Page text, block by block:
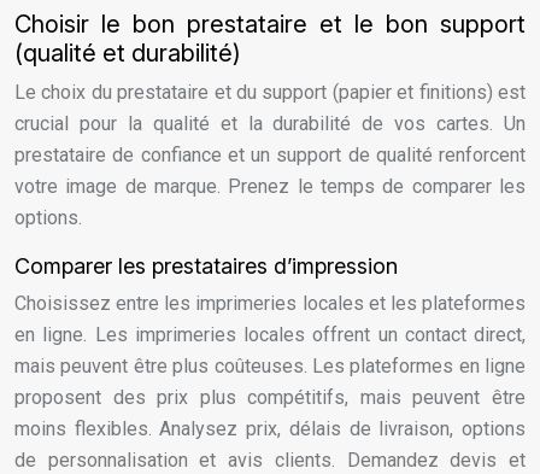
Choisir le bon prestataire et le bon support
(qualité et durabilité)
Le choix du prestataire et du support (papier et finitions) est
crucial pour la qualité et la durabilité de vos cartes. Un
prestataire de confiance et un support de qualité renforcent
votre image de marque. Prenez le temps de comparer les
options.
Comparer les prestataires d’impression
Choisissez entre les imprimeries locales et les plateformes
en ligne. Les imprimeries locales offrent un contact direct,
mais peuvent être plus coûteuses. Les plateformes en ligne
proposent des prix plus compétitifs, mais peuvent être
moins flexibles. Analysez prix, délais de livraison, options
de personnalisation et avis clients. Demandez devis et